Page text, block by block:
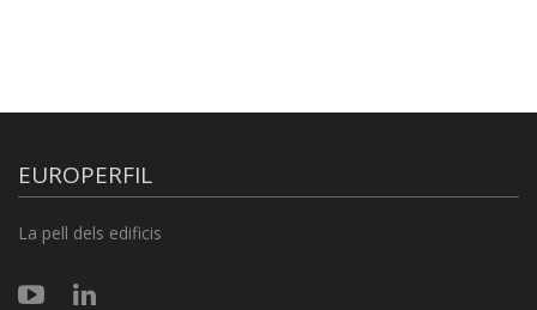
EUROPERFIL
La pell dels edificis